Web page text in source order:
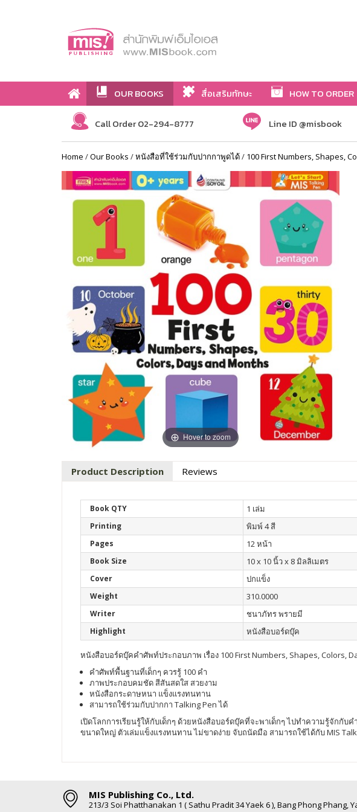
OUR BOOKS สื่อเสริมทักษะ HOW TO ORDER
Call Order 02-294-8777 Line ID @misbook
Home /Our Books /หนังสือที่ใช้ร่วมกับปากกาพูดได้/ 100 First Numbers, Shapes,
Hover to zoom
Product Description Reviews
Book QTY 1 เล่ม
Printing พิมพ์ 4 สี
Pages 12 หน้า
Book Size 10 x 10 นิ้ว x 8 มิลลิเมตร
Cover ปกแข็ง
Weight 310.0000
Writer ชนาภัทร พรายมี
Highlight หนังสือบอร์ดบุ๊ค
หนังสือบอร์ดบุ๊คคำศัพท์ประกอบภาพ เรื่อง 100 First Numbers, Shapes, Colors,
คำศัพท์พื้นฐานที่เด็กๆ ควรรู้ 100 คำ
ภาพประกอบคมชัด สีสันสดใส สวยงาม
หนังสือกระดาษหนา แข็งแรงทนทาน
สามารถใช้ร่วมกับปากกา Talking Pen ได้
เปิดโลกการเรียนรู้ให้กับเด็กๆ ด้วยหนังสือบอร์ดบุ๊คที่จะพาเด็กๆ ไปทำความรู้จักกั
ขนาดใหญ่ ตัวเล่มแข็งแรงทนทาน ไม่ขาดง่าย จับถนัดมือ สามารถใช้ได้กับ MIS
MIS Publishing Co., Ltd.
213/3 Soi Phatthanakan 1 ( Sathu Pradit 34 Yaek 6 ), Bang Phong Phang,